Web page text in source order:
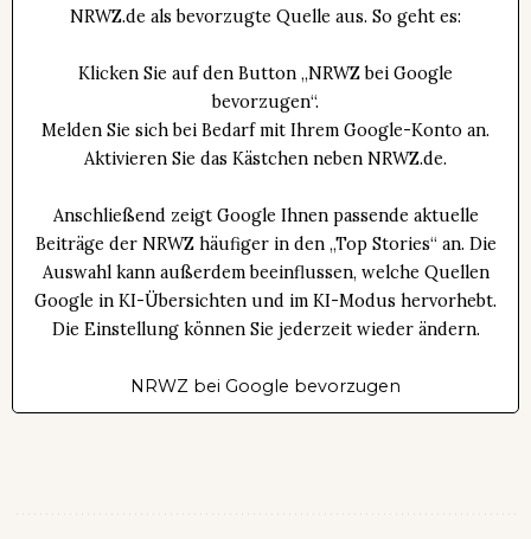
NRWZ.de als bevorzugte Quelle aus. So geht es:
Klicken Sie auf den Button „NRWZ bei Google
bevorzugen“.
Melden Sie sich bei Bedarf mit Ihrem Google-Konto an.
Aktivieren Sie das Kästchen neben NRWZ.de.
Anschließend zeigt Google Ihnen passende aktuelle
Beiträge der NRWZ häufiger in den „Top Stories“ an. Die
Auswahl kann außerdem beeinflussen, welche Quellen
Google in KI-Übersichten und im KI-Modus hervorhebt.
Die Einstellung können Sie jederzeit wieder ändern.
NRWZ bei Google bevorzugen